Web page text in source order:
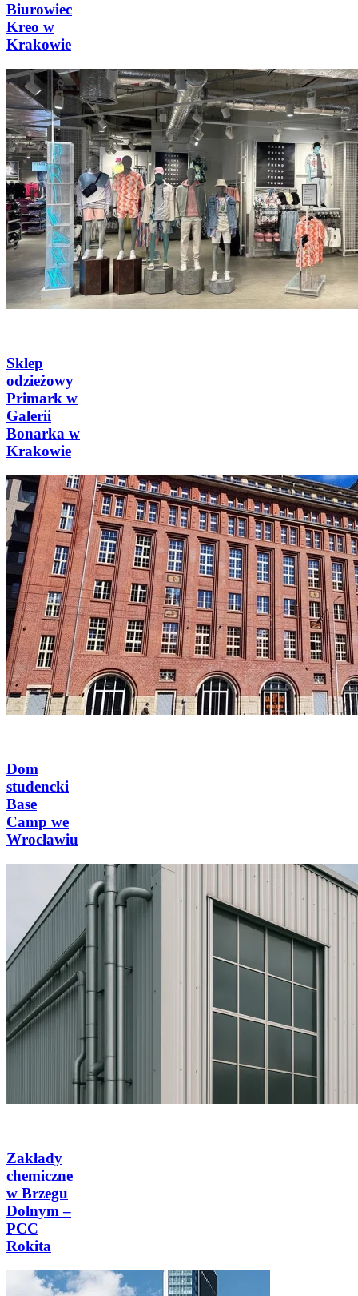
Biurowiec
Kreo w
Krakowie
Sklep
odzieżowy
Primark w
Galerii
Bonarka w
Krakowie
Dom
studencki
Base
Camp we
Wrocławiu
Zakłady
chemiczne
w Brzegu
Dolnym –
PCC
Rokita